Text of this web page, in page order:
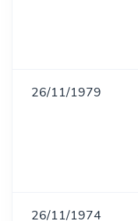
26/11/1979
26/11/1974